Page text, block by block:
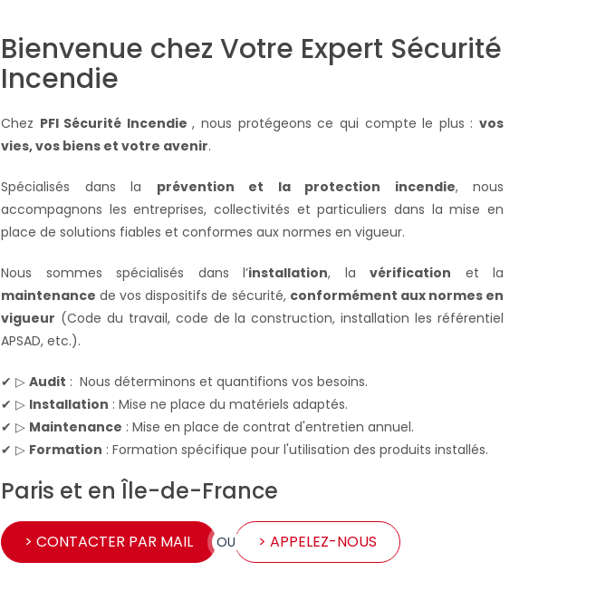
Bienvenue chez Votre Expert Sécurité
Incendie
Chez PFI Sécurité Incendie, nous protégeons ce qui compte le plus :vos
vies, vos biens et votre avenir.
Spécialisés dans la prévention et la protection incendie, nous
accompagnons les entreprises, collectivités et particuliers dans la mise en
place de solutions fiables et conformes aux normes en vigueur.
Nous sommes spécialisés dans l’installation, la vérification et la
maintenance de vos dispositifs de sécurité, conformément aux normes en
vigueur (Code du travail, code de la construction, installation les référentiel
APSAD, etc.).
✔ ▷ Audit : Nous déterminons et quantifions vos besoins.
✔ ▷ Installation : Mise ne place du matériels adaptés.
✔ ▷ Maintenance : Mise en place de contrat d'entretien annuel.
✔ ▷ Formation : Formation spécifique pour l'utilisation des produits installés.
Paris et en Île-de-France
> CONTACTER PAR MAIL OU > APPELEZ-NOUS